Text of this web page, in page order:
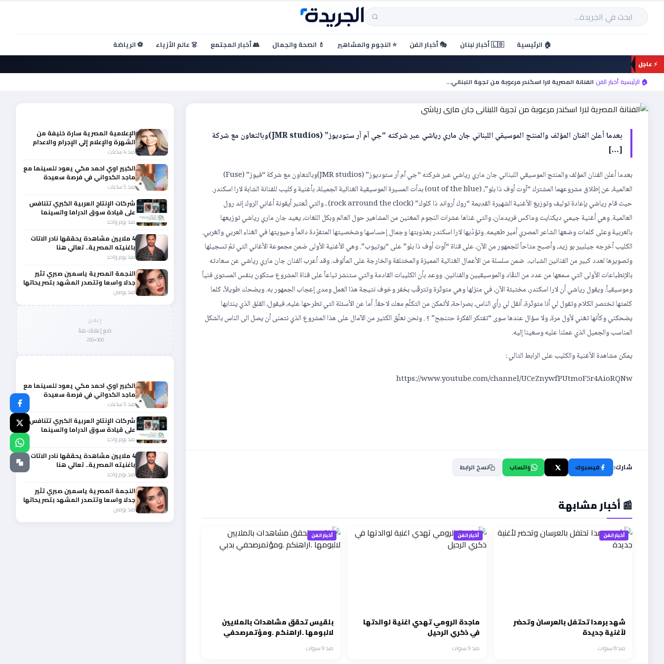
تخطي
المحتوى
بحث
🏠 الرئيسية 🇱🇧 أخبار لبنان 🎭 أخبار الفن ⭐ النجوم والمشاهير 💄 الصحة والجمال 👥 أخبار المجتمع 👗 عالم الأزياء ⚽ الرياضة
⚡ عاجل
🏠 الرئيسية›أخبار الفن›الفنانة المصرية لارا اسكندر مرعوبة من تجربة اللبناني…
الفنانة المصرية لارا اسكندر مرعوبة من تجربة اللبناني جان
ماري رياشي
بعدما أعلن الفنان المؤلف والمنتج الموسيقي اللبناني جان ماري رياشي عبر شركته “جي آم آر ستوديوز” (JMR studios)وبالتعاون مع شركة
[…]
بعدما أعلن الفنان المؤلف والمنتج الموسيقي اللبناني جان ماري رياشي عبر شركته “جي آم آر ستوديوز” (JMR studios)وبالتعاون مع شركة “فيوز” (Fuse)
العالمية، عن إطلاق مشروعهما المشترك “آوت أوف ذا بلو”، (out of the blue) بدأت المسيرة الموسيقية الغنائية الجميلة، بأغنية وكليب للفنانة الشابة لارا اسكندر.
حيث قام رياشي بإعادة توليف وتوزيع الأغنية الشهيرة القديمة “روك أرواند ذا كلوك” (rock arround the clock) ، والتي تُعتبر أيقونة أغاني الروك إند رول
العالمية. وهي أغنية جيمي ديكنايت وماكس فريدمان، والتي غناها عشرات النجوم المغنين من المشاهير حول العالم وبكل اللغات، يعيد جان ماري رياشي توزيعها
بالعربية وعلى كلمات وضعها الشاعر المصري أمير طعيمه. وتؤدّيها لارا اسكندر بعذوبتها وجمال إحساسها وشخصيتها المتفرّدة دائماً وحيويتها في الغناء العربي والغربي.
الكليب أخرجه جيلبير بو زيد، وأصبح متاحاً للجمهور من الآن، على قناة “آوت أوف ذا بلو” على “يوتيوب”. وهي الأغنية الأولى ضمن مجموعة الأغاني التي تمّ تسجيلها
وتصويرها لعدد كبير من الفنانين الشباب، ضمن سلسلة من الأعمال الغنائية المميزة والمختلفة والخارجة على المألوف. وقد أعرب الفنان جان ماري رياشي عن سعادته
بالإنطباعات الأولى التي سمعها من عدد من النقّاد والموسيقيين والفنانين. ووعد بأن الكليبات القادمة والتي ستنشر تباعاً على قناة المشروع ستكون بنفس المستوى فنياً
وموسيقياً. ويقول رياشي أن لارا اسكندر، مختبئة الآن، في منزلها وهي متوتّرة وتترقّب بخفر وخوف نتيجة هذا العمل ومدى إعجاب الجمهور به. ويضحك طويلاً، كلما
كلمتها تختصر الكلام وتقول لي أنا متوتّرة، أنقل لي رأي الناس، بصراحة، لأتمكن من التكلّم معك لاحقاً. أما عن الأسئلة التي تطرحها عليه، فيقول، القلق الذي ينتابها
يضحكني وكأنها تغني لأول مرة، ولا سؤال عندها سوى “تفتكر الفكرة حتنجح” ؟ . ونحن نعلّق الكثير من الآمال على هذا المشروع الذي نتمنى أن يصل الى الناس بالشكل
المناسب والجميل الذي عملنا عليه وسعينا إليه.
يمكن مشاهدة الأغنية والكليب على الرابط التالي :
https://www.youtube.com/channel/UCeZnywfPUtmoF5r4AioRQNw
شارك: فيسبوك واتساب نسخ الرابط
📰 أخبار مشابهة
أخبار الفن
شهد برمدا تحتفل بالعرسان وتحضر
لأغنية جديدة
منذ 8 سنوات
أخبار الفن
ماجدة الرومي تهدي اغنية لوالدتها
في ذكري الرحيل
منذ 9 سنوات
أخبار الفن
بلقيس تحقق مشاهدات بالملايين
لالبومها .اراهنكم .ومؤتمرصحفي
منذ 9 سنوات
الإعلامية المصرية سارة خليفة من
الشهرة والإعلام إلي الإجرام والاعدام
منذ 4 ساعات
الكبير اوي احمد مكي يعود للسينما مع
ماجد الكدواني في فرصة سعيدة
منذ 5 ساعات
شركات الإنتاج العربية الكبري تتنافس
على قيادة سوق الدراما والسينما
والصباح في مقدمة المشهد الإقليمي
منذ يوم واحد
4 ملايين مشاهدة يحققها نادر الاتات
باغنيته المصرية.. تعالي هنا
منذ يوم واحد
النجمة المصرية ياسمين صبري تثير
جدلا واسعا وتتصدر المشهد بتصريحاتها
الأخيرة
منذ يومين
إعلان
ضع إعلانك هنا
300×250
الكبير اوي احمد مكي يعود للسينما مع
ماجد الكدواني في فرصة سعيدة
منذ 5 ساعات
شركات الإنتاج العربية الكبري تتنافس
على قيادة سوق الدراما والسينما
والصباح في مقدمة المشهد الإقليمي
منذ يوم واحد
4 ملايين مشاهدة يحققها نادر الاتات
باغنيته المصرية.. تعالي هنا
منذ يوم واحد
النجمة المصرية ياسمين صبري تثير
جدلا واسعا وتتصدر المشهد بتصريحاتها
الأخيرة
منذ يومين